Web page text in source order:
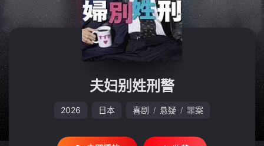
暂无观看影片的记录
夫妇别姓刑警
2026 日本 喜剧 / 悬疑 / 罪案